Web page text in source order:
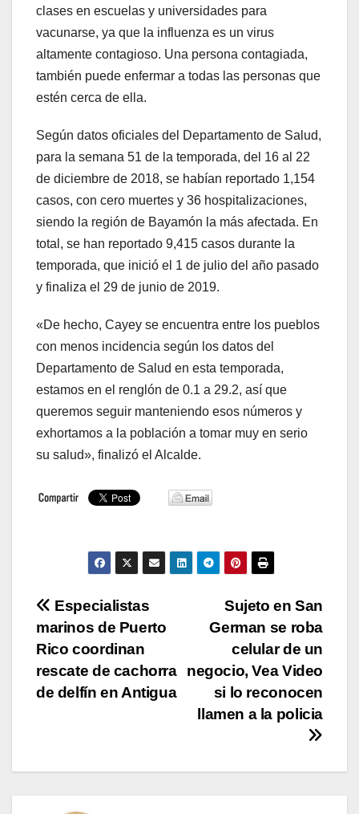
clases en escuelas y universidades para
vacunarse, ya que la influenza es un virus
altamente contagioso. Una persona contagiada,
también puede enfermar a todas las personas que
estén cerca de ella.
Según datos oficiales del Departamento de Salud,
para la semana 51 de la temporada, del 16 al 22
de diciembre de 2018, se habían reportado 1,154
casos, con cero muertes y 36 hospitalizaciones,
siendo la región de Bayamón la más afectada. En
total, se han reportado 9,415 casos durante la
temporada, que inició el 1 de julio del año pasado
y finaliza el 29 de junio de 2019.
«De hecho, Cayey se encuentra entre los pueblos
con menos incidencia según los datos del
Departamento de Salud en esta temporada,
estamos en el renglón de 0.1 a 29.2, así que
queremos seguir manteniendo esos números y
exhortamos a la población a tomar muy en serio
su salud», finalizó el Alcalde.
Navegación
de
entradas
Sujeto en San
German se roba
celular de un
negocio, Vea Video
si lo reconocen
llamen a la policia
Especialistas
marinos de Puerto
Rico coordinan
rescate de cachorra
de delfín en Antigua